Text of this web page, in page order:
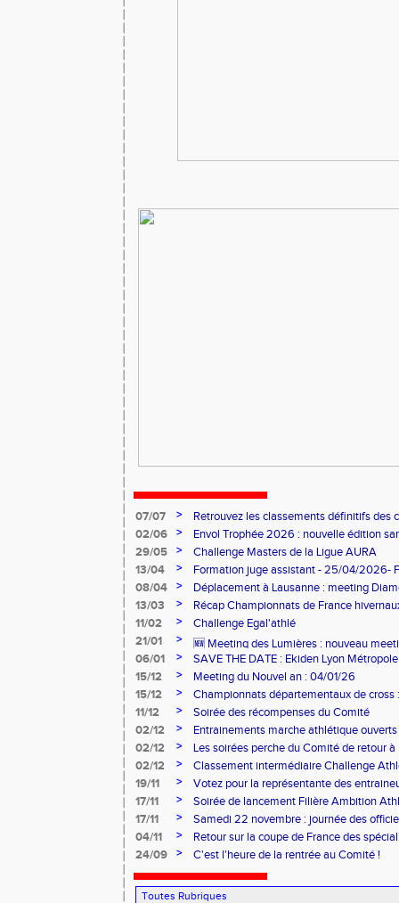
07/07 >
Retrouvez les classements définitifs des
02/06
>
Envol Trophée 2026 : nouvelle édition
29/05
>
Challenge Masters de la Ligue AURA
13/04
>
Formation juge assistant - 25/04/2026-
08/04
>
Déplacement à Lausanne : meeting
Olympique
13/03 >
Récap Championnats de France
11/02
>
Challenge Egal'athlé
21/01
>
🆕 Meeting des Lumières : nouveau
06/01
>
SAVE THE DATE : Ekiden Lyon
28/03/26
15/12 >
Meeting du Nouvel an : 04/01/26
15/12
>
Championnats départementaux de cross
11/12
>
Soirée des récompenses du Comité
02/12
>
Entrainements marche athlétique
02/12
>
Les soirées perche du Comité de retour à
02/12
>
Classement intermédiaire Challenge
19/11
>
Votez pour la représentante des
17/11
>
Soirée de lancement Filière Ambition
17/11
>
Samedi 22 novembre : journée des
04/11
>
Retour sur la coupe de France des
24/09
> C'est l'heure de la rentrée au Comité !